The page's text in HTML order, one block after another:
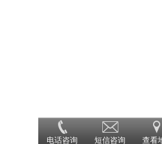
电话咨询 短信咨询 查看